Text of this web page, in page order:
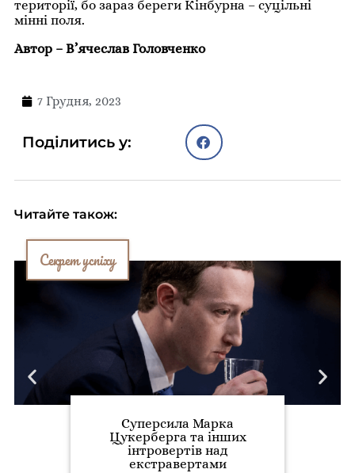
території, бо зараз береги Кінбурна – суцільні
мінні поля.
Автор – В’ячеслав Головченко
7 Грудня, 2023
Поділитись у:
Читайте також:
Секрет успіху
Суперсила Марка
Цукерберга та інших
інтровертів над
екстравертами